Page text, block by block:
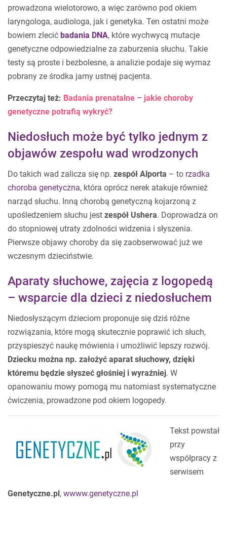
prowadzona wielotorowo, a więc zarówno pod okiem
laryngologa, audiologa, jak i genetyka. Ten ostatni może
bowiem zlecić badania DNA, które wychwycą mutacje
genetyczne odpowiedzialne za zaburzenia słuchu. Takie
testy są proste i bezbolesne, a analizie podaje się wymaz
pobrany ze środka jamy ustnej pacjenta.
Przeczytaj też: Badania prenatalne – jakie choroby
genetyczne potrafią wykryć?
Niedosłuch może być tylko jednym z
objawów zespołu wad wrodzonych
Do takich wad zalicza się np. zespół Alporta – to rzadka
choroba genetyczna, która oprócz nerek atakuje również
narząd słuchu. Inną chorobą genetyczną kojarzoną z
upośledzeniem słuchu jest zespół Ushera. Doprowadza on
do stopniowej utraty zdolności widzenia i słyszenia.
Pierwsze objawy choroby da się zaobserwować już we
wczesnym dzieciństwie.
Aparaty słuchowe, zajęcia z logopedą
– wsparcie dla dzieci z niedosłuchem
Niedosłyszącym dzieciom proponuje się dziś różne
rozwiązania, które mogą skutecznie poprawić ich słuch,
przyspieszyć naukę mówienia i umożliwić lepszy rozwój.
Dziecku można np. założyć aparat słuchowy, dzięki
któremu będzie słyszeć głośniej i wyraźniej. W
opanowaniu mowy pomogą mu natomiast systematyczne
ćwiczenia, prowadzone pod okiem logopedy.
Tekst powstał
przy
współpracy z
serwisem
Genetyczne.pl , wwww.genetyczne.pl